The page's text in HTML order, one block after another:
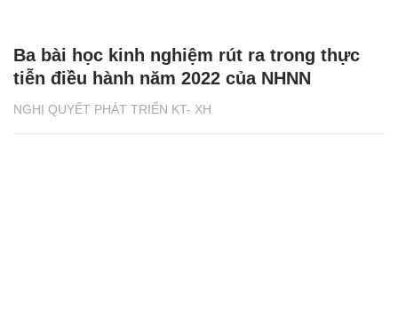
NGHỊ QUYẾT PHÁT TRIỂN KT- XH
Ba bài học kinh nghiệm rút ra trong thực
tiễn điều hành năm 2022 của NHNN